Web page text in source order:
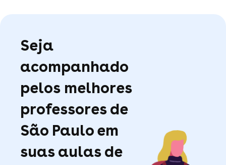
Seja
acompanhado
pelos melhores
professores de
São Paulo em
suas aulas de